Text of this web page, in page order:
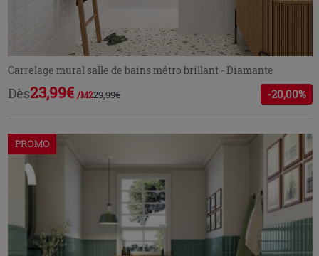
Carrelage mural salle de bains métro brillant - Diamante
Dès23,99€ /M229,99€ -20,00%
PROMO